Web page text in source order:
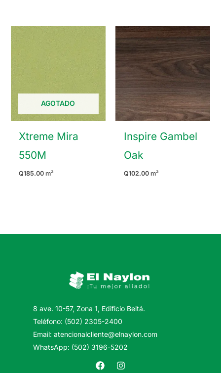
AGOTADO
Xtreme Mira
550M
Q185.00 m²
Inspire Gambel
Oak
Q102.00m²
8 ave. 10-57, Zona 1, Edificio Beitá.
Teléfono: (502) 2305-2400
Email: atencionalcliente@elnaylon.com
WhatsApp: (502) 3196-5202